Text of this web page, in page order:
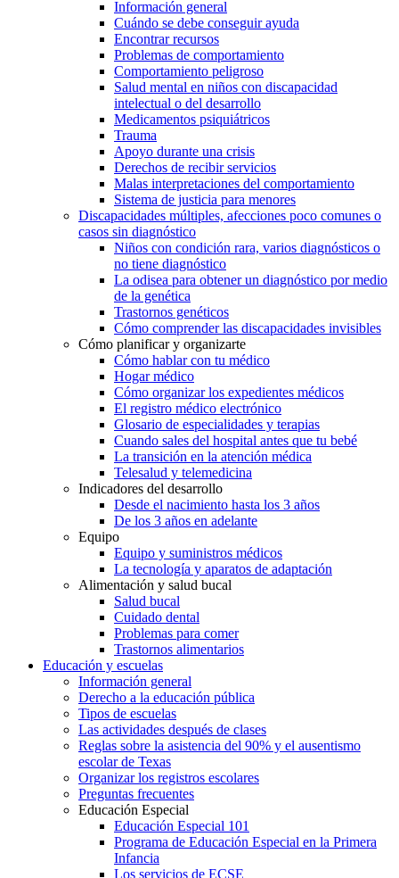
Información general
Cuándo se debe conseguir ayuda
Encontrar recursos
Problemas de comportamiento
Comportamiento peligroso
Salud mental en niños con discapacidad
intelectual o del desarrollo
Medicamentos psiquiátricos
Trauma
Apoyo durante una crisis
Derechos de recibir servicios
Malas interpretaciones del comportamiento
Sistema de justicia para menores
Discapacidades múltiples, afecciones poco comunes o
casos sin diagnóstico
Niños con condición rara, varios diagnósticos o
no tiene diagnóstico
La odisea para obtener un diagnóstico por medio
de la genética
Trastornos genéticos
Cómo comprender las discapacidades invisibles
Cómo planificar y organizarte
Cómo hablar con tu médico
Hogar médico
Cómo organizar los expedientes médicos
El registro médico electrónico
Glosario de especialidades y terapias
Cuando sales del hospital antes que tu bebé
La transición en la atención médica
Telesalud y telemedicina
Indicadores del desarrollo
Desde el nacimiento hasta los 3 años
De los 3 años en adelante
Equipo
Equipo y suministros médicos
La tecnología y aparatos de adaptación
Alimentación y salud bucal
Salud bucal
Cuidado dental
Problemas para comer
Trastornos alimentarios
Educación y escuelas
Información general
Derecho a la educación pública
Tipos de escuelas
Las actividades después de clases
Reglas sobre la asistencia del 90% y el ausentismo
escolar de Texas
Organizar los registros escolares
Preguntas frecuentes
Educación Especial
Educación Especial 101
Programa de Educación Especial en la Primera
Infancia
Los servicios de ECSE